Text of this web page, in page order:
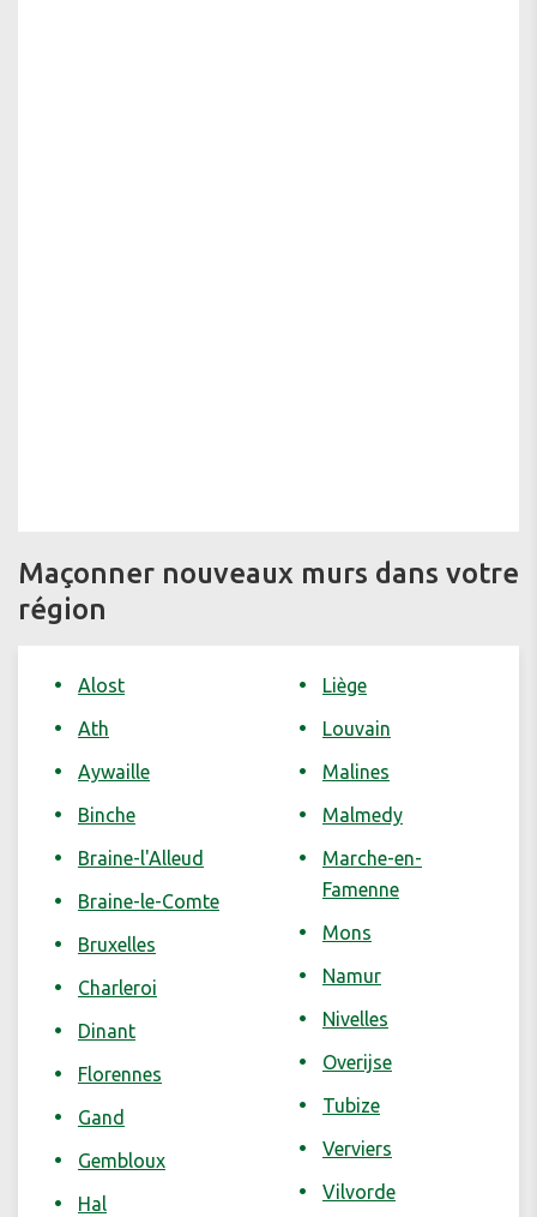
Maçonner nouveaux murs dans votre
région
Alost
Ath
Aywaille
Binche
Braine-l'Alleud
Braine-le-Comte
Bruxelles
Charleroi
Dinant
Florennes
Gand
Gembloux
Hal
Liège
Louvain
Malines
Malmedy
Marche-en-
Famenne
Mons
Namur
Nivelles
Overijse
Tubize
Verviers
Vilvorde